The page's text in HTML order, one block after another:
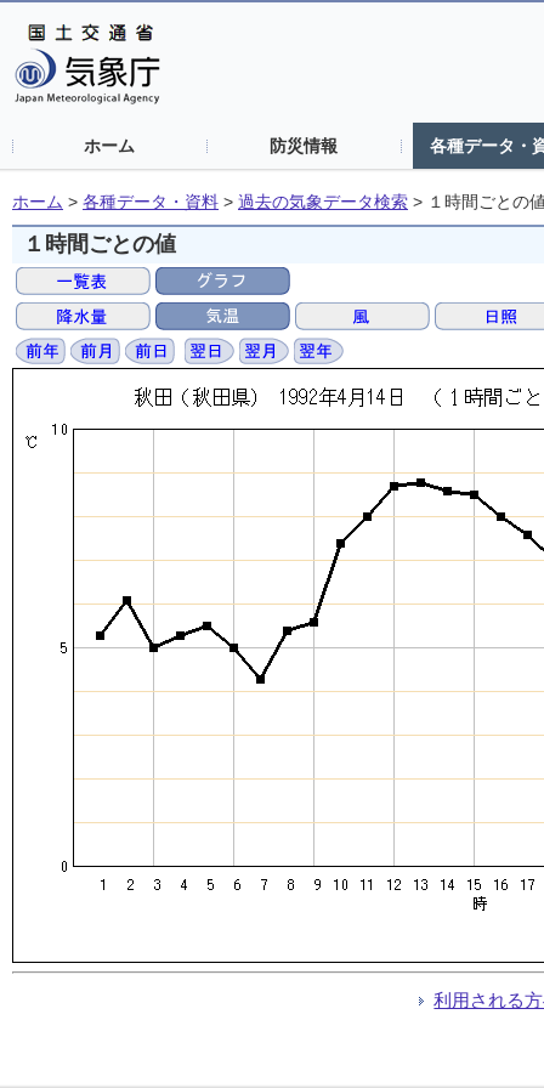
ホーム 防災情報 各種データ・
ホーム > 各種データ・資料 > 過去の気象データ検索 > １時間ごとの
１時間ごとの値
利用される